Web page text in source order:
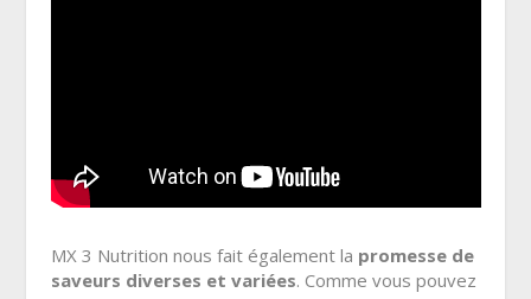
MX 3 Nutrition nous fait également la promesse de
saveurs diverses et variées. Comme vous pouvez